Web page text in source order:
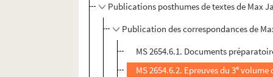
Publications posthumes de textes de Max
Publication des correspondances de
MS 2654.6.1. Documents
MS 2654.6.2. Epreuves du 3e volume